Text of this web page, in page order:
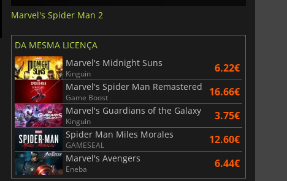
Marvel's Spider Man 2
DA MESMA LICENÇA
Marvel's Midnight Suns
Kinguin 6.22€
Marvel's Spider Man Remastered
Game Boost 16.66€
Marvel's Guardians of the Galaxy
Kinguin 3.75€
Spider Man Miles Morales
GAMESEAL 12.60€
Marvel's Avengers
Eneba 6.44€